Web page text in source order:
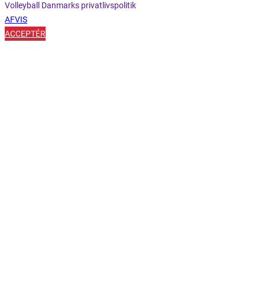
Volleyball Danmarks privatlivspolitik
AFVIS
ACCEPTÉR